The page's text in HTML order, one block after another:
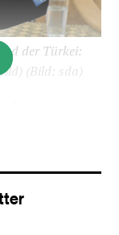
der Türkei:
(Bild: sda)